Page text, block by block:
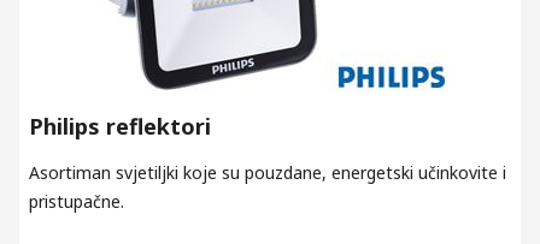
Philips reflektori
Asortiman svjetiljki koje su pouzdane, energetski učinkovite i
pristupačne.